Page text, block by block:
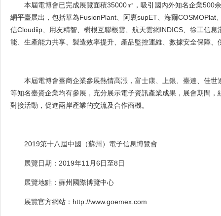
本屆電博會已完成展覽面積35000㎡，吸引國內外知名企業500
網平臺展出，包括華為FusionPlant、阿裏supET、海爾COSMOPlat
信Cloudiip、用友精智、樹根互聯根雲、航天雲網INDICS、徐工信
能、生產能力共享、製造效率提升、產品監控運維、數據安全保障
本屆電博會臺商企業參展熱情高漲，富士康、上銀、臺達、佳
等知名臺資企業均有參展，充分展示電子資訊產業成果，展會期間
對接活動，促進兩岸產業的交流及合作商機。
2019第十八屆中國（蘇州）電子信息博覽會
展覽日期： 2019年11月6日至8日
展覽地點：蘇州國際博覽中心
展覽官方網站： http://www.goemex.com